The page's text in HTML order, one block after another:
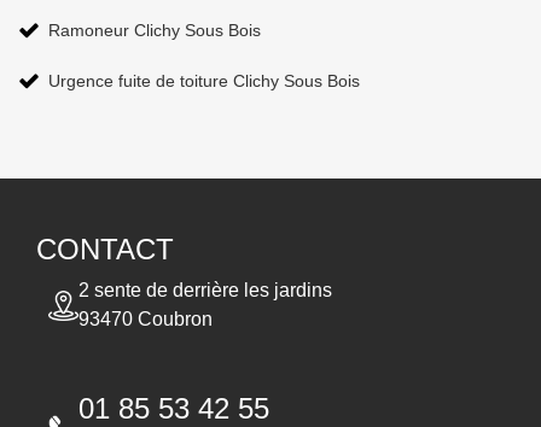
Ramoneur Clichy Sous Bois
Urgence fuite de toiture Clichy Sous Bois
CONTACT
2 sente de derrière les jardins
93470 Coubron
01 85 53 42 55